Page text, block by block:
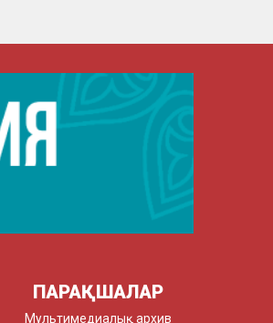
ПАРАҚШАЛАР
Мультимедиалық архив